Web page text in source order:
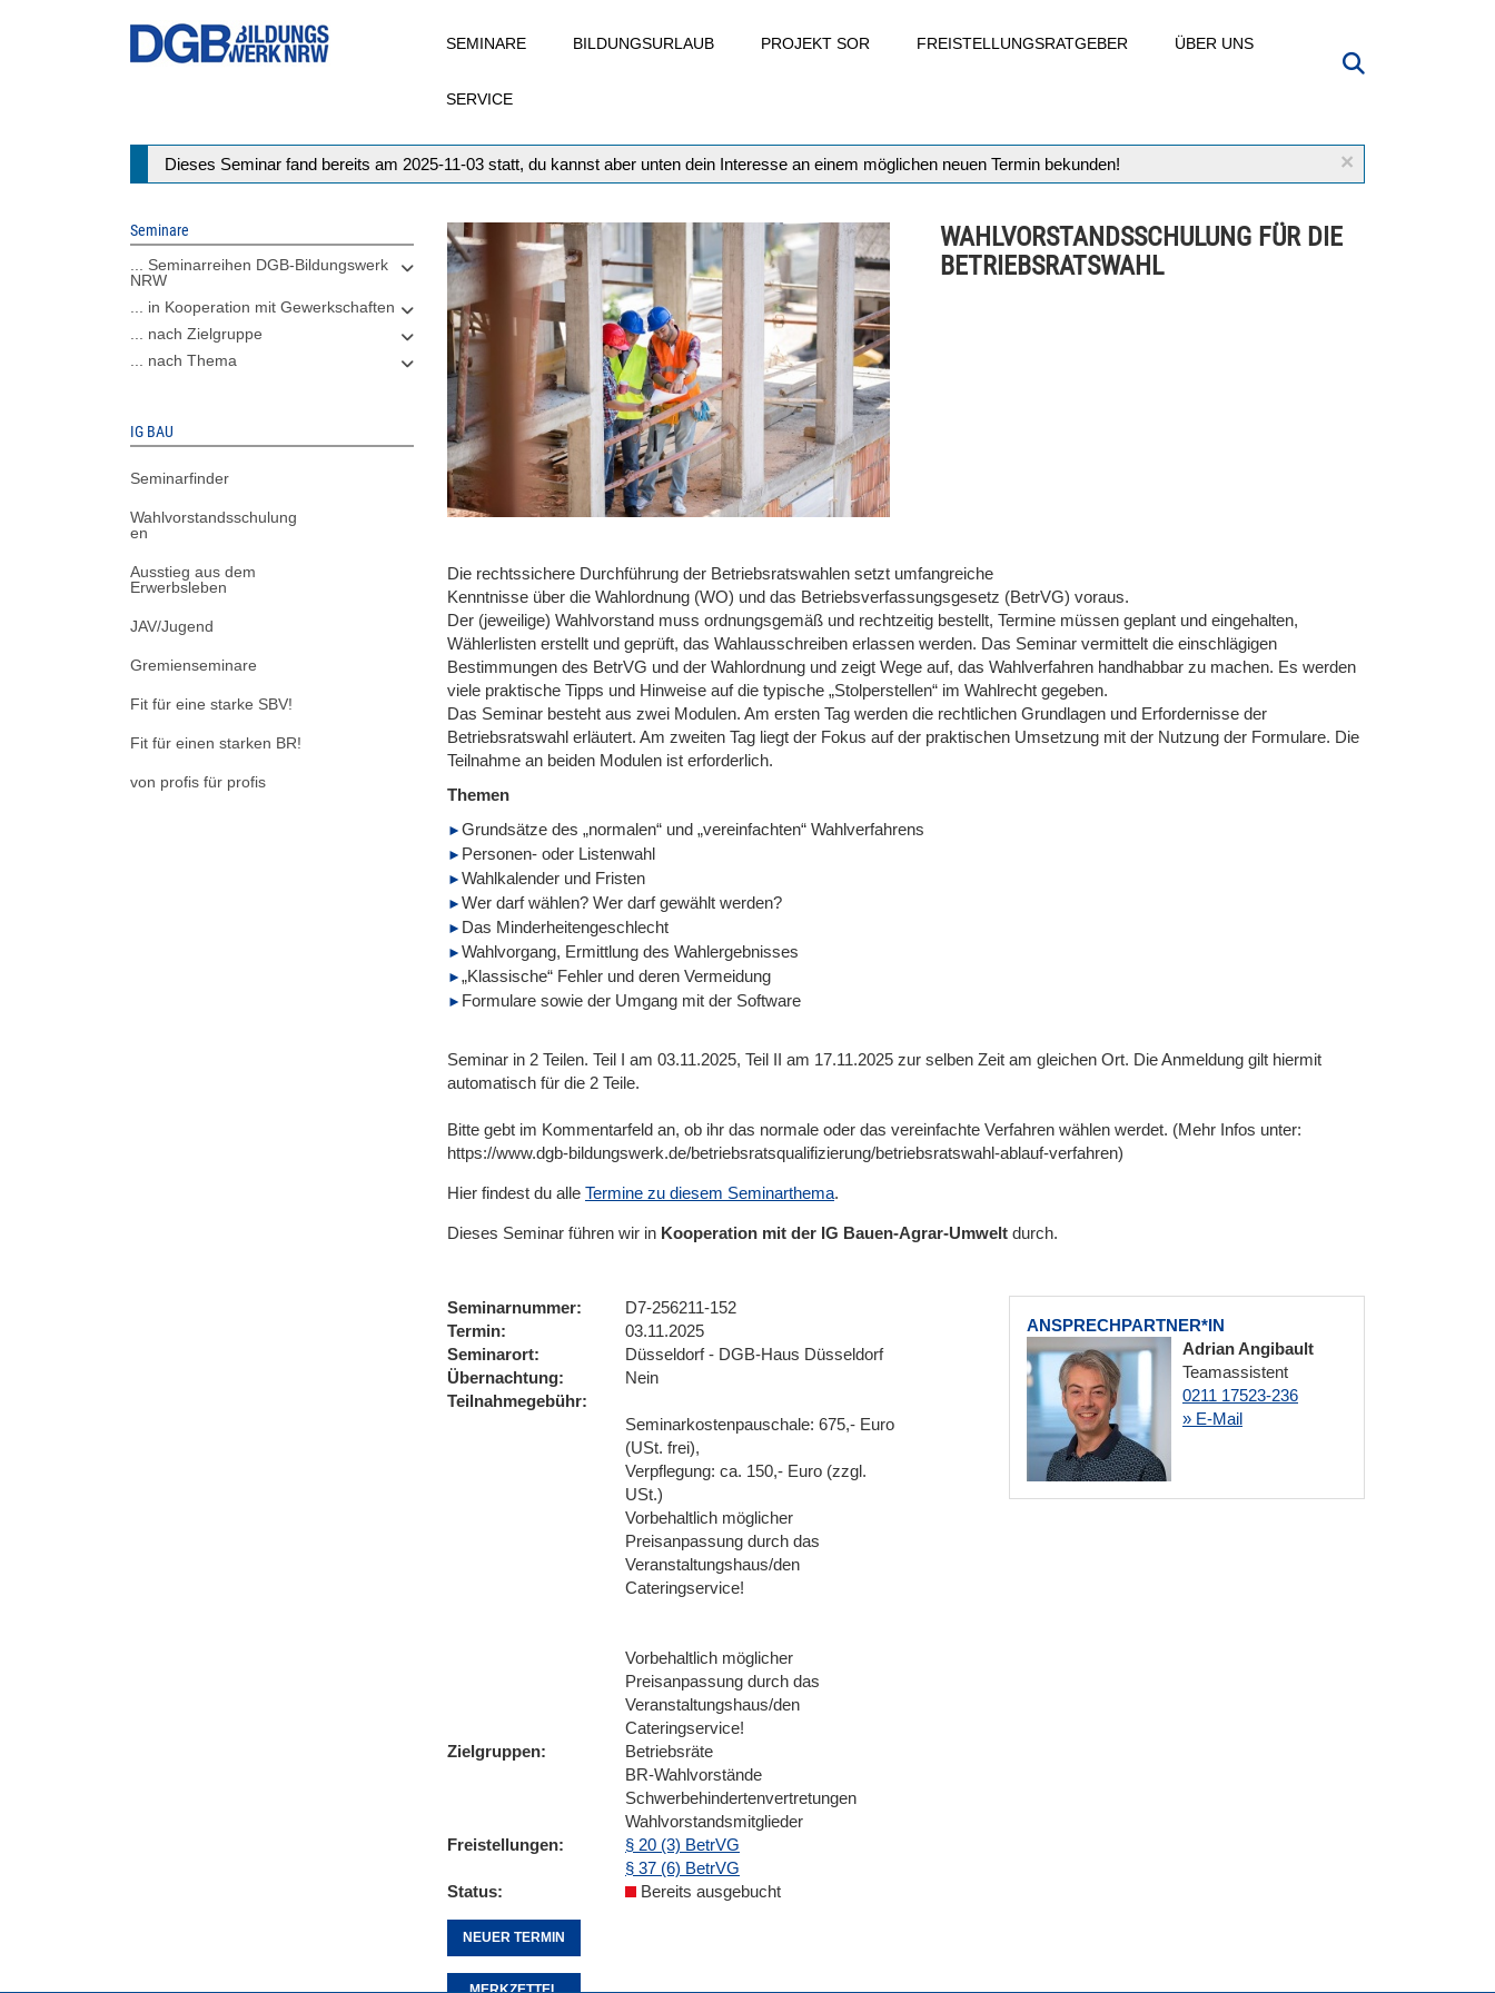
SEMINARE BILDUNGSURLAUB PROJEKT SOR FREISTELLUNGSRATGEBER ÜBER UNS
SERVICE
×
Statusmeldung
Dieses Seminar fand bereits am 2025-11-03 statt, du kannst aber unten dein Interesse an einem möglichen neuen Termin bekunden!
Seminare
... Seminarreihen DGB-Bildungswerk
NRW
... in Kooperation mit Gewerkschaften
... nach Zielgruppe
... nach Thema
IG BAU
Seminarfinder
Wahlvorstandsschulung
en
Ausstieg aus dem
Erwerbsleben
JAV/Jugend
Gremienseminare
Fit für eine starke SBV!
Fit für einen starken BR!
von profis für profis
WAHLVORSTANDSSCHULUNG FÜR DIE
BETRIEBSRATSWAHL
Die rechtssichere Durchführung der Betriebsratswahlen setzt umfangreiche
Kenntnisse über die Wahlordnung (WO) und das Betriebsverfassungsgesetz (BetrVG) voraus.
Der (jeweilige) Wahlvorstand muss ordnungsgemäß und rechtzeitig bestellt, Termine müssen geplant und eingehalten,
Wählerlisten erstellt und geprüft, das Wahlausschreiben erlassen werden. Das Seminar vermittelt die einschlägigen
Bestimmungen des BetrVG und der Wahlordnung und zeigt Wege auf, das Wahlverfahren handhabbar zu machen. Es werden
viele praktische Tipps und Hinweise auf die typische „Stolperstellen“ im Wahlrecht gegeben.
Das Seminar besteht aus zwei Modulen. Am ersten Tag werden die rechtlichen Grundlagen und Erfordernisse der
Betriebsratswahl erläutert. Am zweiten Tag liegt der Fokus auf der praktischen Umsetzung mit der Nutzung der Formulare. Die
Teilnahme an beiden Modulen ist erforderlich.
Themen
Grundsätze des „normalen“ und „vereinfachten“ Wahlverfahrens
Personen- oder Listenwahl
Wahlkalender und Fristen
Wer darf wählen? Wer darf gewählt werden?
Das Minderheitengeschlecht
Wahlvorgang, Ermittlung des Wahlergebnisses
„Klassische“ Fehler und deren Vermeidung
Formulare sowie der Umgang mit der Software
Seminar in 2 Teilen. Teil I am 03.11.2025, Teil II am 17.11.2025 zur selben Zeit am gleichen Ort. Die Anmeldung gilt hiermit
automatisch für die 2 Teile.
Bitte gebt im Kommentarfeld an, ob ihr das normale oder das vereinfachte Verfahren wählen werdet. (Mehr Infos unter:
https://www.dgb-bildungswerk.de/betriebsratsqualifizierung/betriebsratswahl-ablauf-verfahren)
Hier findest du alle Termine zu diesem Seminarthema.
Dieses Seminar führen wir in Kooperation mit der IG Bauen-Agrar-Umwelt durch.
ANSPRECHPARTNER*IN
Adrian Angibault
Teamassistent
0211 17523-236
» E-Mail
Seminarnummer
D7-256211-152
Termin
03.11.2025
Seminarort
Düsseldorf - DGB-Haus Düsseldorf
Übernachtung
Nein
Teilnahmegebühr
Seminarkostenpauschale: 675,- Euro
(USt. frei),
Verpflegung: ca. 150,- Euro (zzgl.
USt.)
Vorbehaltlich möglicher
Preisanpassung durch das
Veranstaltungshaus/den
Cateringservice!
Vorbehaltlich möglicher
Preisanpassung durch das
Veranstaltungshaus/den
Cateringservice!
Zielgruppen
Betriebsräte
BR-Wahlvorstände
Schwerbehindertenvertretungen
Wahlvorstandsmitglieder
Freistellungen
§ 20 (3) BetrVG
§ 37 (6) BetrVG
Status
Bereits ausgebucht
NEUER TERMIN
MERKZETTEL